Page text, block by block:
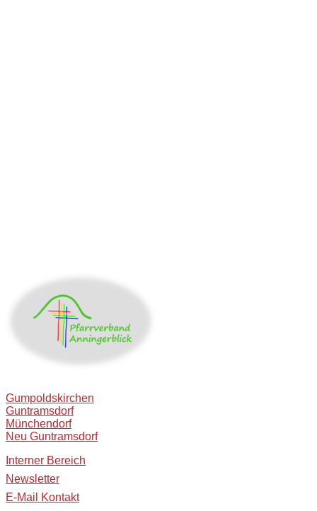
Gumpoldskirchen
Guntramsdorf
Münchendorf
Neu Guntramsdorf
Interner Bereich
Newsletter
E-Mail Kontakt